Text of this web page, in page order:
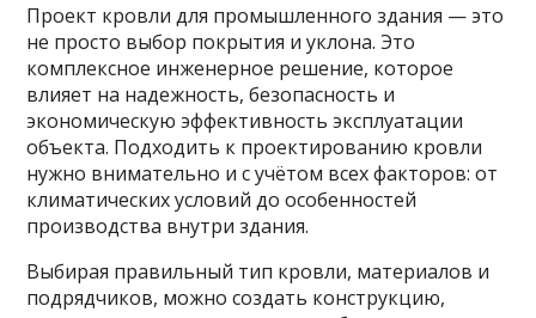
Проект кровли для промышленного здания — это
не просто выбор покрытия и уклона. Это
комплексное инженерное решение, которое
влияет на надежность, безопасность и
экономическую эффективность эксплуатации
объекта. Подходить к проектированию кровли
нужно внимательно и с учётом всех факторов: от
климатических условий до особенностей
производства внутри здания.
Выбирая правильный тип кровли, материалов и
подрядчиков, можно создать конструкцию,